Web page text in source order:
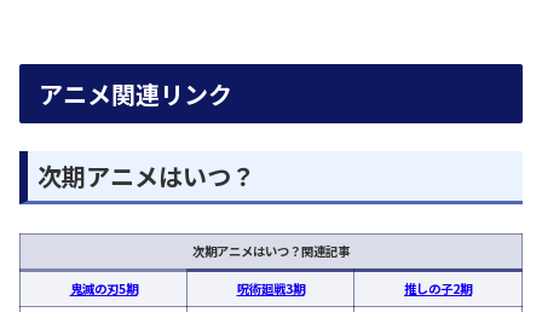
アニメ関連リンク
次期アニメはいつ？
次期アニメはいつ？関連記事
鬼滅の刃5期 呪術廻戦3期
推しの子2期